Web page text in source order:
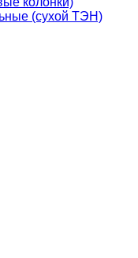
(сухой ТЭН)